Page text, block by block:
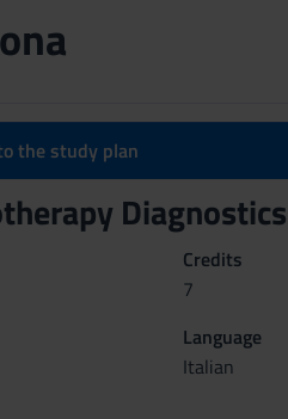
the study plan
Credits
7
Language
Italian